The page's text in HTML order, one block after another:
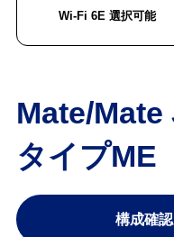
Wi-Fi 6E 選択可能
Mate/Mate
タイプME
構成確